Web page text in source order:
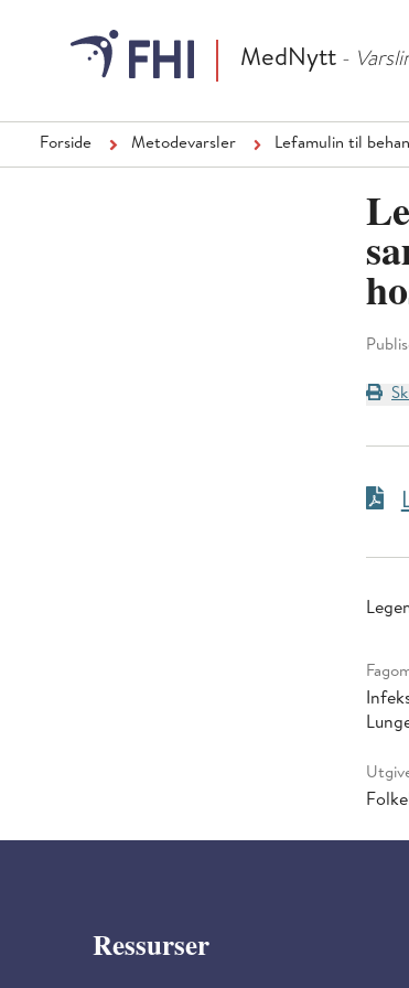
MedNytt -
Forside Metodevarsler Lefamulin til
Ressurser